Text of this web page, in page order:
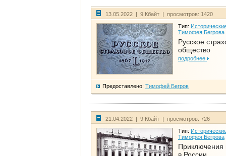
13.05.2022 | 9 Кбайт | просмотров: 1420
Тип:
Тимофея Бегрова
Русское
общество
подробнее
Предоставлено: Тимофей Бегров
21.04.2022 | 9 Кбайт | просмотров: 726
Тип:
Тимофея Бегрова
Приключения